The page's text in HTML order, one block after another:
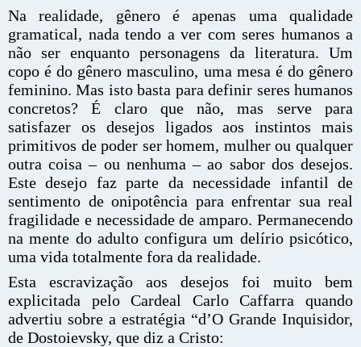
Na realidade, gênero é apenas uma qualidade
gramatical, nada tendo a ver com seres humanos a
não ser enquanto personagens da literatura. Um
copo é do gênero masculino, uma mesa é do gênero
feminino. Mas isto basta para definir seres humanos
concretos? É claro que não, mas serve para
satisfazer os desejos ligados aos instintos mais
primitivos de poder ser homem, mulher ou qualquer
outra coisa – ou nenhuma – ao sabor dos desejos.
Este desejo faz parte da necessidade infantil de
sentimento de onipotência para enfrentar sua real
fragilidade e necessidade de amparo. Permanecendo
na mente do adulto configura um delírio psicótico,
uma vida totalmente fora da realidade.
Esta escravização aos desejos foi muito bem
explicitada pelo Cardeal Carlo Caffarra quando
advertiu sobre a estratégia “d’O Grande Inquisidor,
de Dostoievsky, que diz a Cristo: